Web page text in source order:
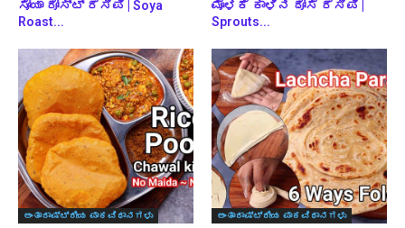
ಸೋಯಾ ರೋಸ್ಟ್ ರೆಸಿಪಿ | Soya
Roast...
ಮೊಳಕೆ ಕಾಳಿನ ದೋಸೆ ರೆಸಿಪಿ |
Sprouts...
ಅಂತಾರಾಷ್ಟ್ರೀಯ ಪಾಕವಿಧಾನಗಳು ಅಂತಾರಾಷ್ಟ್ರೀಯ ಪಾಕವಿಧಾನಗಳು